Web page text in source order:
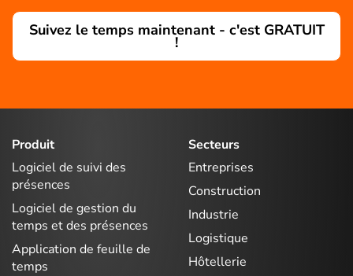
Suivez le temps maintenant - c'est GRATUIT
!
Produit
Logiciel de suivi des
présences
Logiciel de gestion du
temps et des présences
Application de feuille de
temps
Secteurs
Entreprises
Construction
Industrie
Logistique
Hôtellerie